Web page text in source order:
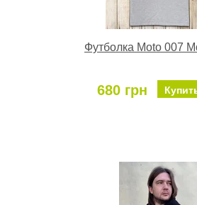
Футболка Moto 007
680 грн